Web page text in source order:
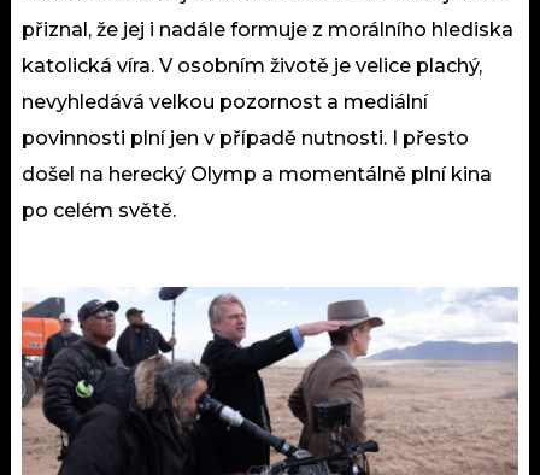
přiznal, že jej i nadále formuje z morálního hlediska
katolická víra. V osobním životě je velice plachý,
nevyhledává velkou pozornost a mediální
povinnosti plní jen v případě nutnosti. I přesto
došel na herecký Olymp a momentálně plní kina
po celém světě.